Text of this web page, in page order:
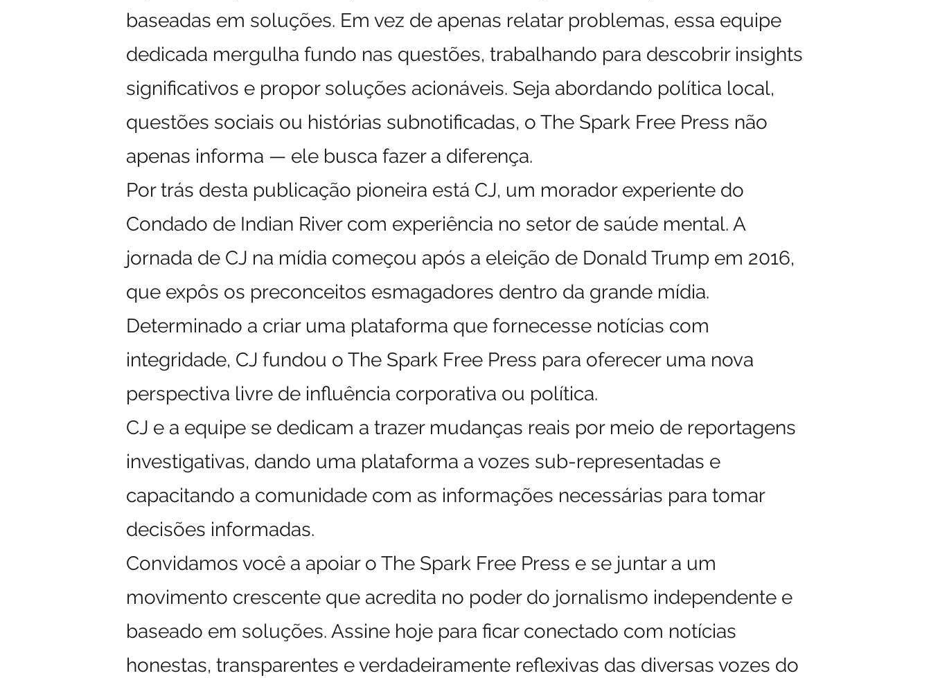
baseadas em soluções. Em vez de apenas relatar problemas, essa equipe
dedicada mergulha fundo nas questões, trabalhando para descobrir insights
significativos e propor soluções acionáveis. Seja abordando política local,
questões sociais ou histórias subnotificadas, o The Spark Free Press não
apenas informa — ele busca fazer a diferença.
Por trás desta publicação pioneira está CJ, um morador experiente do
Condado de Indian River com experiência no setor de saúde mental. A
jornada de CJ na mídia começou após a eleição de Donald Trump em 2016,
que expôs os preconceitos esmagadores dentro da grande mídia.
Determinado a criar uma plataforma que fornecesse notícias com
integridade, CJ fundou o The Spark Free Press para oferecer uma nova
perspectiva livre de influência corporativa ou política.
CJ e a equipe se dedicam a trazer mudanças reais por meio de reportagens
investigativas, dando uma plataforma a vozes sub-representadas e
capacitando a comunidade com as informações necessárias para tomar
decisões informadas.
Convidamos você a apoiar o The Spark Free Press e se juntar a um
movimento crescente que acredita no poder do jornalismo independente e
baseado em soluções. Assine hoje para ficar conectado com notícias
honestas, transparentes e verdadeiramente reflexivas das diversas vozes do